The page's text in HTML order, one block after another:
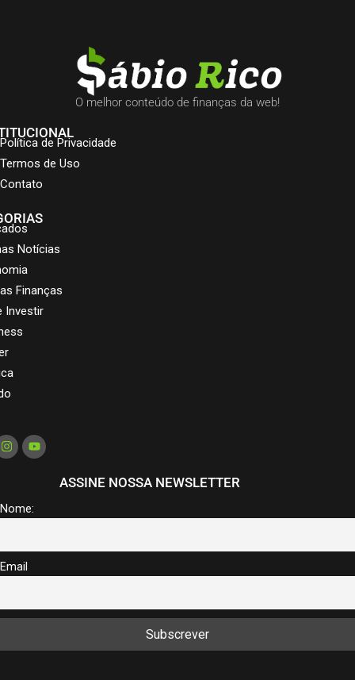
O melhor conteúdo de finanças da web!
Política de Privacidade
Termos de Uso
Contato
Notícias
Finanças
Investir
ASSINE NOSSA NEWSLETTER
Nome:
Email